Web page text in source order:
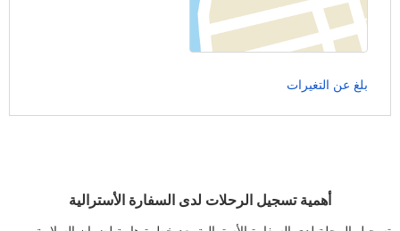
أهمية تسجيل الرحلات لدى السفارة الأسترالية
بلغ عن التغيرات